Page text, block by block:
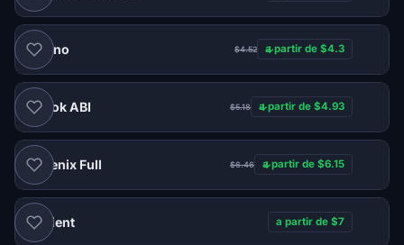
Satano $4.52 a partir de $4.3
TikTok ABI $5.18 a partir de $4.93
Phoenix Full $6.46 a partir de $6.15
Ancient a partir de $7